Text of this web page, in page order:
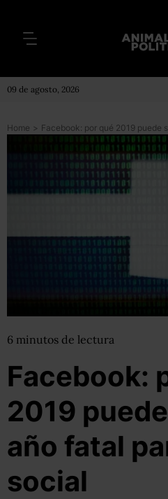
09 de agosto, 2026
Home >
6 minutos de lectura
Facebook:
2019
año fatal
social